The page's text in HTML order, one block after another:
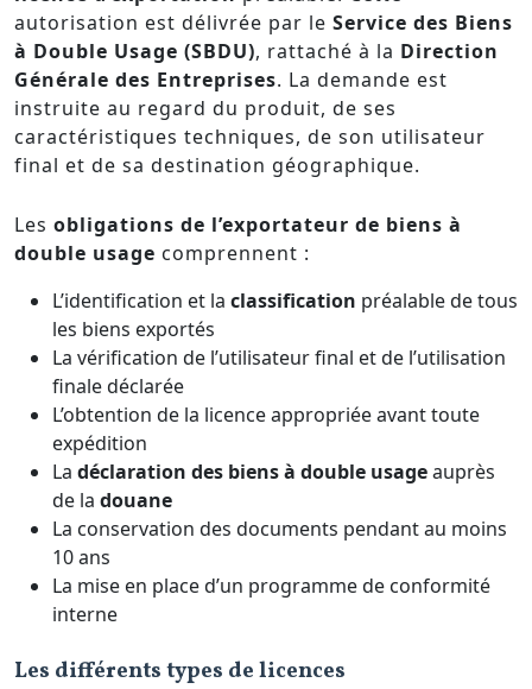
autorisation est délivrée par le Service des Biens
à Double Usage (SBDU), rattaché à la Direction
Générale des Entreprises. La demande est
instruite au regard du produit, de ses
caractéristiques techniques, de son utilisateur
final et de sa destination géographique.
Les obligations de l’exportateur de biens à
double usage comprennent :
L’identification et la classification préalable de tous
les biens exportés
La vérification de l’utilisateur final et de l’utilisation
finale déclarée
L’obtention de la licence appropriée avant toute
expédition
La déclaration des biens à double usageauprès
de la douane
La conservation des documents pendant au moins
10 ans
La mise en place d’un programme de conformité
interne
Les différents types de licences